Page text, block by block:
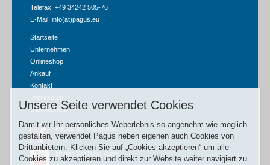
Telefax: +49 34242 505-76
E-Mail: info(at)pagus.eu
Startseite
Unternehmen
Onlineshop
Ankauf
Kontakt
Impressum
Datenschutz
Pagus auf Facebook
Unser YouTube Kanal
Unsere Seite verwendet Cookies
Damit wir Ihr persönliches Weberlebnis so angenehm wie möglich
gestalten, verwendet Pagus neben eigenen auch Cookies von
Drittanbietern. Klicken Sie auf „Cookies akzeptieren“ um alle
Cookies zu akzeptieren und direkt zur Website weiter navigiert zu